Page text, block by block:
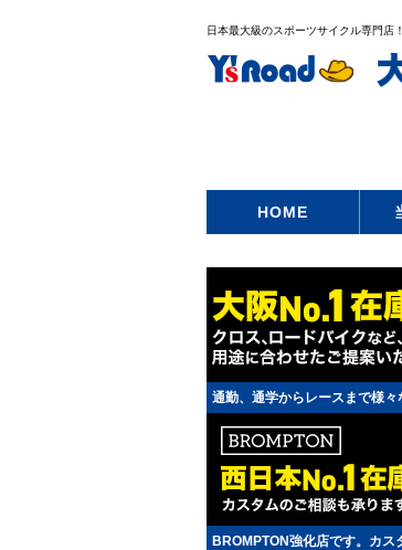
日本最大級のスポーツサイクル専門店
HOME
通勤、通学からレースまで様々
BROMPTON強化店です。カス